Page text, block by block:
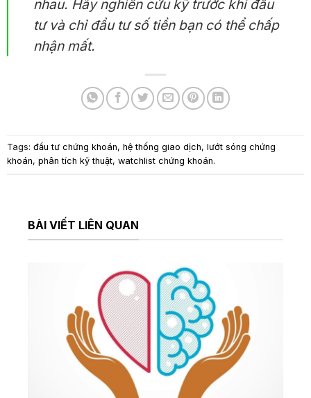
nhau. Hãy nghiên cứu kỹ trước khi đầu
tư và chỉ đầu tư số tiền bạn có thể chấp
nhận mất.
Tags: đầu tư chứng khoán, hệ thống giao dịch, lướt sóng chứng
khoán, phân tích kỹ thuật, watchlist chứng khoán.
BÀI VIẾT LIÊN QUAN